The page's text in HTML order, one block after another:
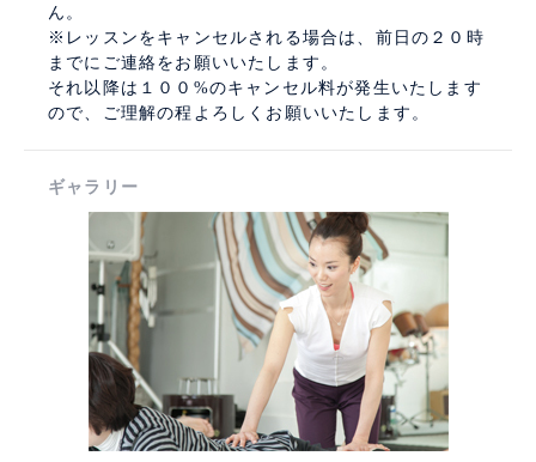
ん。
※レッスンをキャンセルされる場合は、前日の２０時
までにご連絡をお願いいたします。
それ以降は１００%のキャンセル料が発生いたします
ので、ご理解の程よろしくお願いいたします。
ギャラリー